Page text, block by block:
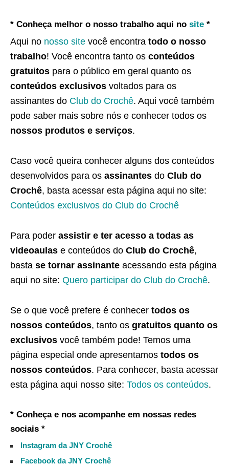
* Conheça melhor o nosso trabalho aqui no site *
Aqui no nosso site você encontra todo o nosso
trabalho! Você encontra tanto os conteúdos
gratuitos para o público em geral quanto os
conteúdos exclusivos voltados para os
assinantes do Club do Crochê. Aqui você também
pode saber mais sobre nós e conhecer todos os
nossos produtos e serviços.
Caso você queira conhecer alguns dos conteúdos
desenvolvidos para os assinantes do Club do
Crochê, basta acessar esta página aqui no site:
Conteúdos exclusivos do Club do Crochê
Para poder assistir e ter acesso a todas as
videoaulas e conteúdos do Club do Crochê,
basta se tornar assinante acessando esta página
aqui no site: Quero participar do Club do Crochê.
Se o que você prefere é conhecer todos os
nossos conteúdos, tanto os gratuitos quanto os
exclusivos você também pode! Temos uma
página especial onde apresentamos todos os
nossos conteúdos. Para conhecer, basta acessar
esta página aqui nosso site: Todos os conteúdos.
* Conheça e nos acompanhe em nossas redes
sociais *
Instagram da JNY Crochê
Facebook da JNY Crochê